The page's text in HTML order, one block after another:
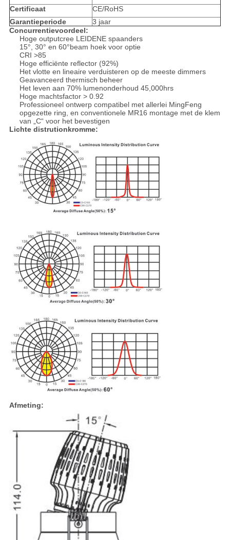
Certificaat
CE/RoHS
Garantieperiode
3 jaar
Concurrentievoordeel:
Hoge outputcree LEIDENE spaanders
15°, 30° en 60°beam hoek voor optie
CRI >85
Hoge efficiënte reflector (92%)
Het vlotte en lineaire verduisteren op de meeste dimmers
Geavanceerd thermisch beheer
Het leven aan 70% lumenonderhoud 45,000hrs
Hoge machtsfactor > 0.92
Professioneel ontwerp compatibel met allerlei MingFeng
opgezette ring, en conventionele MR16 montage met de klem
van „C“ voor het bevestigen
Lichte distrutionkromme:
Afmeting: